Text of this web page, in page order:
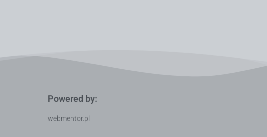
Powered by:
webmentor.pl